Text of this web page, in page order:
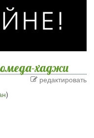
хаджи
редактировать
)